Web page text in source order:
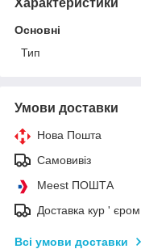
Основні
Тип
Умови доставки
Нова Пошта
Самовивіз
Meest ПОШТА
Доставка кур ' єром
Всі умови доставки